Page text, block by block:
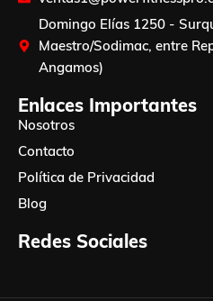
Domingo Elías 1250 -
Maestro/Sodimac, entre
Angamos)
Enlaces Importantes
Nosotros
Contacto
Política de Privacidad
Blog
Redes Sociales